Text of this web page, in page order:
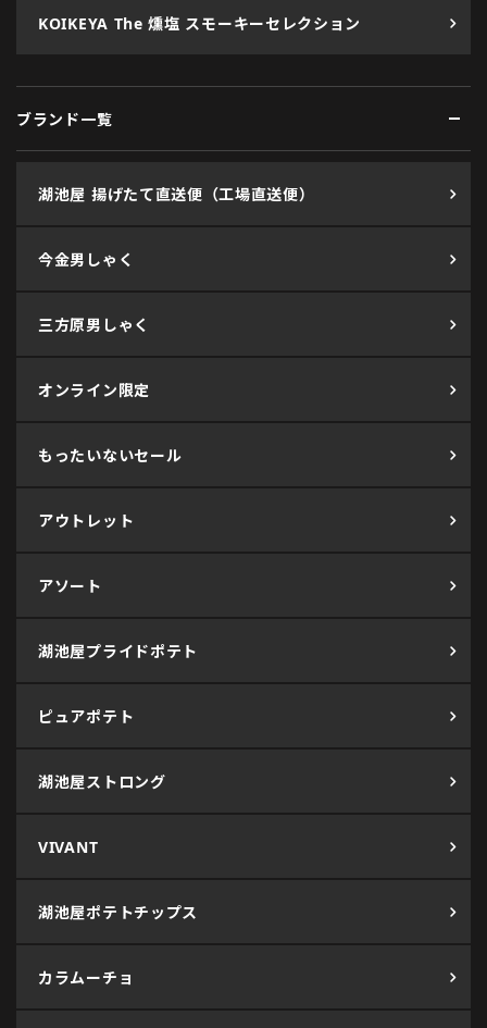
KOIKEYA The 燻塩 スモーキーセレクション
ブランド一覧
湖池屋 揚げたて直送便（工場直送便）
今金男しゃく
三方原男しゃく
オンライン限定
もったいないセール
アウトレット
アソート
湖池屋プライドポテト
ピュアポテト
湖池屋ストロング
VIVANT
湖池屋ポテトチップス
カラムーチョ